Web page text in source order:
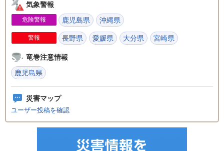
気象警報
危険警報 鹿児島県 沖縄県
警報 長野県 愛媛県 大分県 宮崎県
竜巻注意情報
鹿児島県
災害マップ
ユーザー投稿を確認